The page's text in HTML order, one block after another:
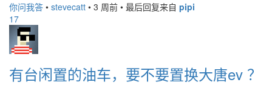
你问我答 • stevecatt • 3 周前 • 最后回复来自 pipi
17
有台闲置的油车，要不要置换大唐ev ？